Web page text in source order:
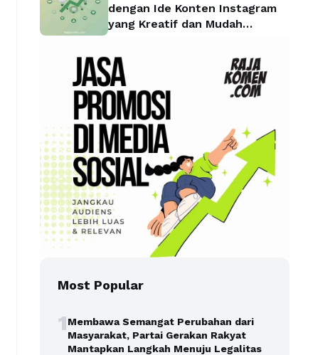
dengan Ide Konten Instagram
yang Kreatif dan Mudah
Most Popular
1Membawa Semangat Perubahan dari
Masyarakat, Partai Gerakan Rakyat
Mantapkan Langkah Menuju Legalitas